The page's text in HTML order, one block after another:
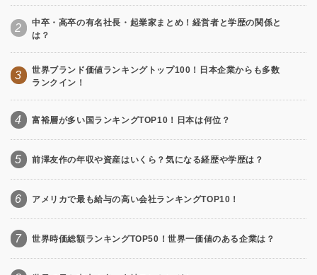
2
中卒・高卒の有名社長・起業家まとめ！経営者と学歴の関係と
は？
3
世界ブランド価値ランキングトップ100！日本企業からも多数
ランクイン！
4 富裕層が多い国ランキングTOP10！日本は何位？
5 前澤友作の年収や資産はいくら？気になる経歴や学歴は？
6 アメリカで最も給与の高い会社ランキングTOP10！
7 世界時価総額ランキングTOP50！世界一価値のある企業は？